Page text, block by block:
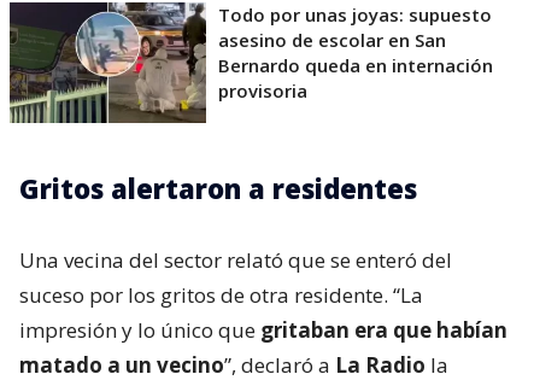
Todo por unas joyas: supuesto
asesino de escolar en San
Bernardo queda en internación
provisoria
Gritos alertaron a residentes
Una vecina del sector relató que se enteró del
suceso por los gritos de otra residente. “La
impresión y lo único que gritaban era que habían
matado a un vecino”, declaró a La Radio la